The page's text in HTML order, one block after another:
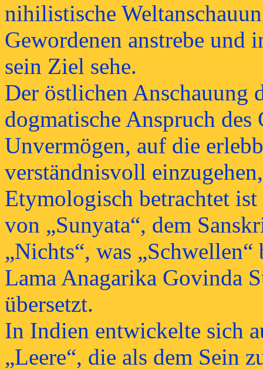
nihilistische
Gewordenen anstrebe und
sein Ziel sehe.
Der östlichen Anschauung
dogmatische Anspruch
Unvermögen, auf die
verständnisvoll
Etymologisch betrachtet
von „Sunyata“, dem
„Nichts“, was
Lama Anagarika Govinda
übersetzt.
In Indien entwickelte sich
„Leere“, die als dem Sein